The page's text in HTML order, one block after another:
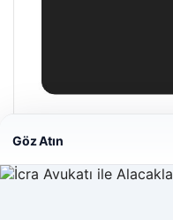
Hastaş Beton
Göz Atın